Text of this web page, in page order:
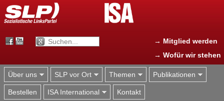
Jump to navigation
→ Mitglied werden
→ Wofür wir stehen
Über uns SLP vor Ort Themen Publikationen
Bestellen ISA International Kontakt